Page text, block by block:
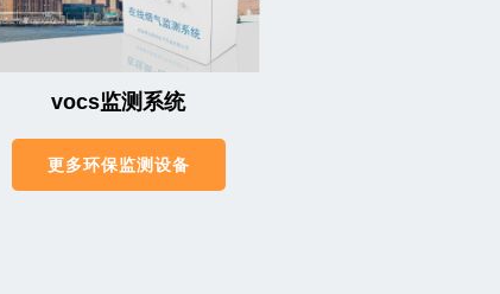
vocs监测系统
更多环保监测设备